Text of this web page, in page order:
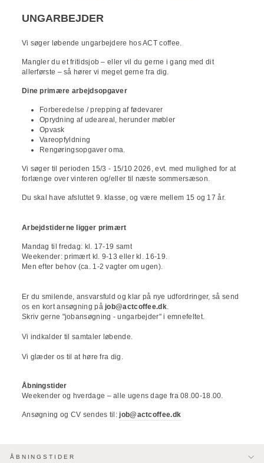
UNGARBEJDER
Vi søger løbende ungarbejdere hos ACT coffee.
Mangler du et fritidsjob – eller vil du gerne i gang med dit
allerførste – så hører vi meget gerne fra dig.
Dine primære arbejdsopgaver
Forberedelse / prepping af fødevarer
Oprydning af udeareal, herunder møbler
Opvask
Vareopfyldning
Rengøringsopgaver oma.
Vi søger til perioden 15/3 - 15/10 2026, evt. med mulighed for at
forlænge over vinteren og/eller til næste sommersæson.
Du skal have afsluttet 9. klasse, og være mellem 15 og 17 år.
Arbejdstiderne ligger primært
Mandag til fredag: kl. 17-19 samt
Weekender: primært kl. 9-13 eller kl. 16-19.
Men efter behov (ca. 1-2 vagter om ugen).
Er du smilende, ansvarsfuld og klar på nye udfordringer, så send
os en kort ansøgning påjob@actcoffee.dk.
Skriv gerne "jobansøgning - ungarbejder" i emnefeltet.
Vi indkalder til samtaler løbende.
Vi glæder os til at høre fra dig.
Åbningstider
Weekender og hverdage – alle ugens dage fra 08.00-18.00.
Ansøgning og CV sendes til:job@actcoffee.dk
ÅBNINGSTIDER